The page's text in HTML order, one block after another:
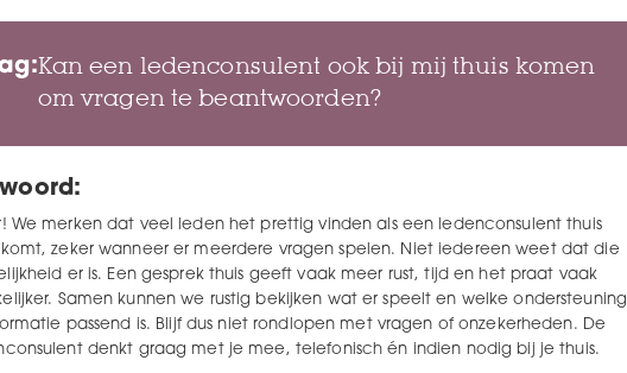
Kan een ledenconsulent ook bij mij thuis komen
om vragen te beantwoorden?
We merken dat veel leden het prettig vinden als een ledenconsulent thuis
zeker wanneer er meerdere vragen spelen. Niet iedereen weet dat die
er is. Een gesprek thuis geeft vaak meer rust, tijd en het praat vaak
Samen kunnen we rustig bekijken wat er speelt en welke ondersteuning
passend is. Blijf dus niet rondlopen met vragen of onzekerheden. De
denkt graag met je mee, telefonisch én indien nodig bij je thuis.